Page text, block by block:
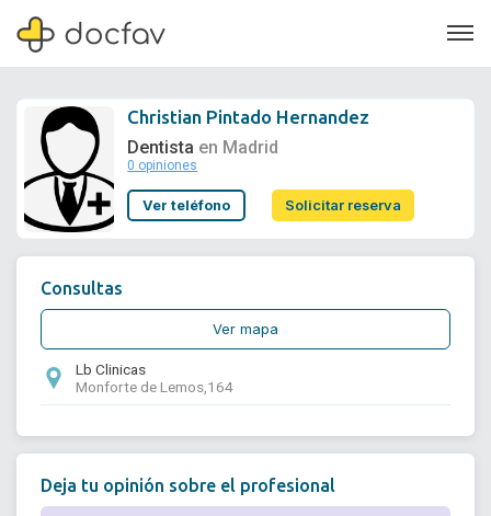
Soporte
Christian Pintado Hernandez
Dentista en Madrid
0 opiniones
Ver teléfono Solicitar reserva
Consultas
Ver mapa
Lb Clinicas
Monforte de Lemos,164
Deja tu opinión sobre el profesional